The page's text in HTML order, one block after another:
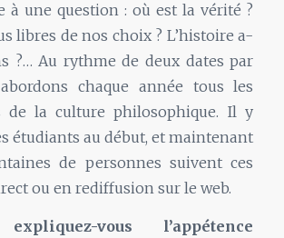
à une question : où est la vérité ?
libres de nos choix ? L’histoire a-
?… Au rythme de deux dates par
chaque année tous les
de la culture philosophique. Il y
étudiants au début, et maintenant
de personnes suivent ces
ou en rediffusion sur le web.
vous l’appétence